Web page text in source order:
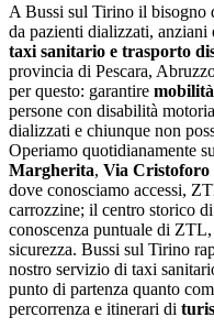
A Bussi sul Tirino il bisogno
da pazienti dializzati, anziani
taxi sanitario e trasporto
provincia di Pescara,
per questo: garantire
persone con disabilità
dializzati e chiunque non
Operiamo quotidianamente
Margherita, Via Cristoforo
dove conosciamo accessi,
carrozzine; il centro storico
conoscenza puntuale di
sicurezza. Bussi sul Tirino
nostro servizio di taxi
punto di partenza quanto
percorrenza e itinerari di